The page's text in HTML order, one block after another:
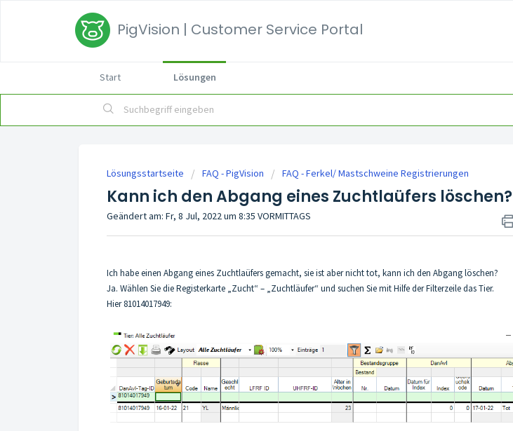
PigVision | Customer Service Portal
Start Lösungen
Lösungsstartseite FAQ - PigVision FAQ - Ferkel/ Mastschweine Registrierungen
Kann ich den Abgang eines Zuchtlaüfers löschen?
Geändert am: Fr, 8 Jul, 2022 um 8:35 VORMITTAGS
Ich habe einen Abgang eines Zuchtlaüfers gemacht, sie ist aber nicht tot, kann ich den Abgang löschen?
Ja. Wählen Sie die Registerkarte „Zucht“ – „Zuchtläufer“ und suchen Sie mit Hilfe der Filterzeile das Tier.
Hier 81014017949: